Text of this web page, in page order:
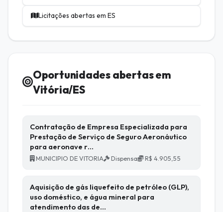
Licitações abertas em ES
Oportunidades abertas em
Vitória/ES
Contratação de Empresa Especializada para
Prestação de Serviço de Seguro Aeronáutico
para aeronave r…
MUNICIPIO DE VITORIA Dispensa R$ 4.905,55
Aquisição de gás liquefeito de petróleo (GLP),
uso doméstico, e água mineral para
atendimento das de…